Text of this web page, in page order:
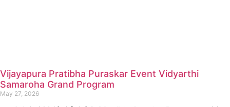
Vijayapura Pratibha Puraskar Event Vidyarthi
Samaroha Grand Program
May 27, 2026